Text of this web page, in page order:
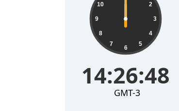
2
3
4
5
6
7
8
9
10
14:26:48
GMT-3